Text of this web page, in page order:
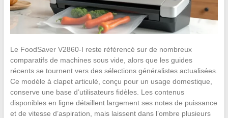
Le FoodSaver V2860-I reste référencé sur de nombreux
comparatifs de machines sous vide, alors que les guides
récents se tournent vers des sélections généralistes actualisées.
Ce modèle à clapet articulé, conçu pour un usage domestique,
conserve une base d’utilisateurs fidèles. Les contenus
disponibles en ligne détaillent largement ses notes de puissance
et de vitesse d’aspiration, mais laissent dans l’ombre plusieurs